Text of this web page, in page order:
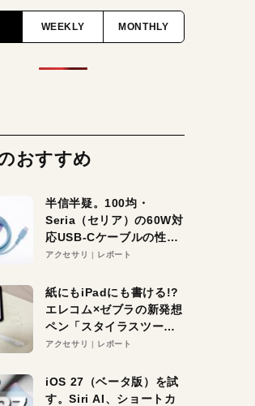
WEEKLY MONTHLY
おすすめ
半信半疑。100均・
Seria（セリア）の60W対
応USB-Cケーブルの性能
を検証。超コスパの1本を
アクセサリ レポート
紙にもiPadにも書ける!?
エレコム×ゼブラの新発想
ペン「スタイラスツーウ
ェイ」レビュー。持ち替
アクセサリ レポート
iOS 27（ベータ版）を試
す。Siri AI、ショートカ